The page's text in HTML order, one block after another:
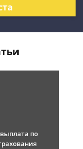
по